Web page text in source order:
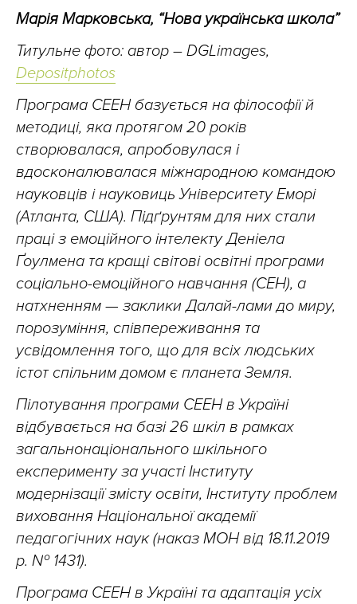
Марія Марковська, “Нова українська школа”
Титульне фото: автор – DGLimages,
Depositphotos
Програма СЕЕН базується на філософії й
методиці, яка протягом 20 років
створювалася, апробовулася і
вдосконалювалася міжнародною командою
науковців і науковиць Університету Еморі
(Атланта, США). Підґрунтям для них стали
праці з емоційного інтелекту Деніела
Ґоулмена та кращі світові освітні програми
соціально-емоційного навчання (СЕН), а
натхненням — заклики Далай-лами до миру,
порозуміння, співпереживання та
усвідомлення того, що для всіх людських
істот спільним домом є планета Земля.
Пілотування програми СЕЕН в Україні
відбувається на базі 26 шкіл в рамках
загальнонаціонального шкільного
експерименту за участі Інституту
модернізації змісту освіти, Інституту проблем
виховання Національної академії
педагогічних наук (наказ МОН від 18.11.2019
р. № 1431).
Програма СЕЕН в Україні та адаптація усіх